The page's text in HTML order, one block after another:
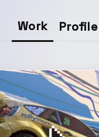
Work Profile